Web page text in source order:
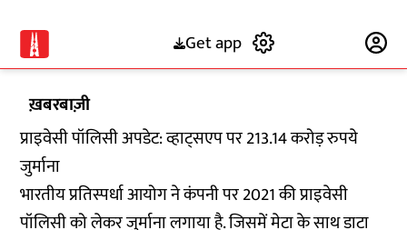
Get app
ख़बरबाज़ी
प्राइवेसी पॉलिसी अपडेट: व्हाट्सएप पर 213.14 करोड़ रुपये
जुर्माना
भारतीय प्रतिस्पर्धा आयोग ने कंपनी पर 2021 की प्राइवेसी
पॉलिसी को लेकर जुर्माना लगाया है. जिसमें मेटा के साथ डाटा